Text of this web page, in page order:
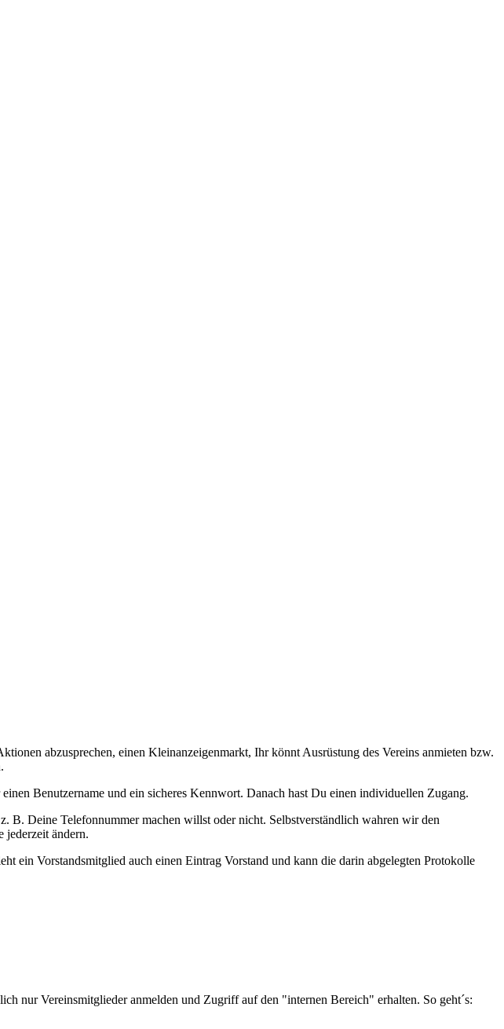
abzusprechen, einen Kleinanzeigenmarkt, Ihr könnt Ausrüstung des Vereins anmieten bzw.
Benutzername und ein sicheres Kennwort. Danach hast Du einen individuellen Zugang.
B. Deine Telefonnummer machen willst oder nicht. Selbstverständlich wahren wir den
jederzeit ändern.
ein Vorstandsmitglied auch einen Eintrag Vorstand und kann die darin abgelegten Protokolle
nur Vereinsmitglieder anmelden und Zugriff auf den "internen Bereich" erhalten. So geht´s: